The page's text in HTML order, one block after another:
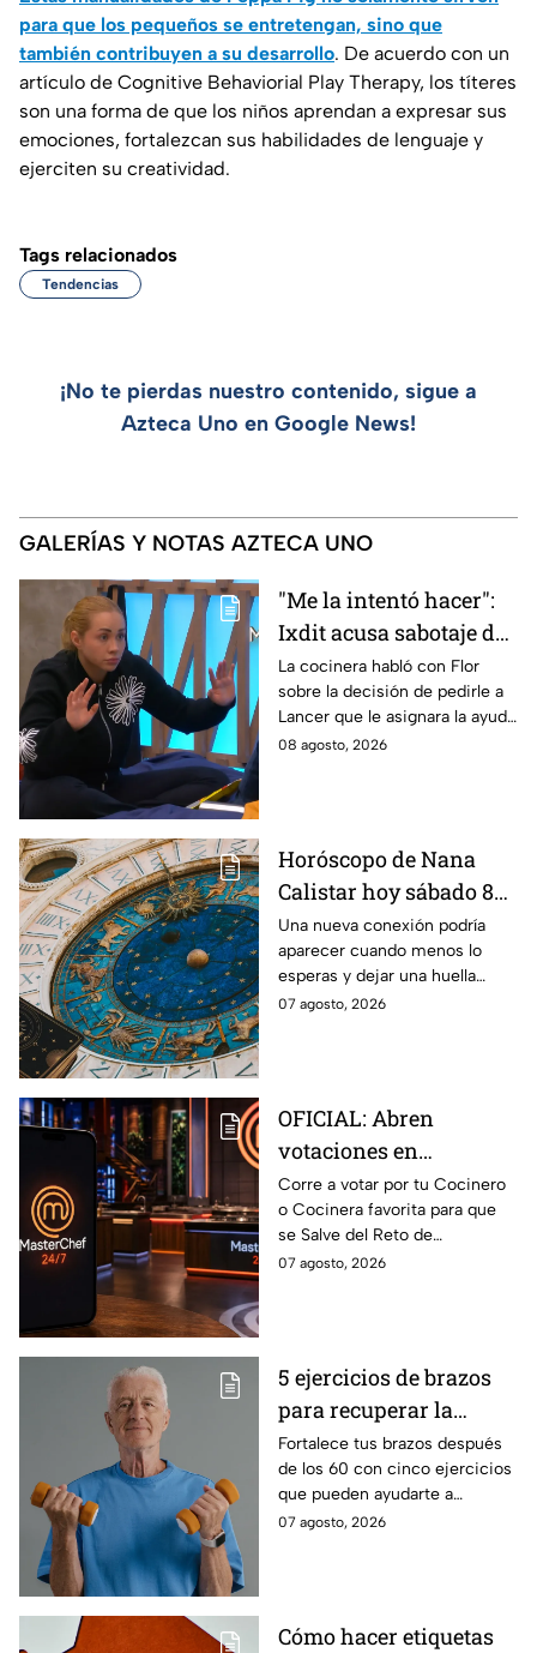
para que los pequeños se entretengan, sino que
también contribuyen a su desarrollo. De acuerdo con un
artículo de Cognitive Behaviorial Play Therapy, los títeres
son una forma de que los niños aprendan a expresar sus
emociones, fortalezcan sus habilidades de lenguaje y
ejerciten su creatividad.
Tags relacionados
Tendencias
¡No te pierdas nuestro contenido, sigue a
Azteca Uno en Google News!
GALERÍAS Y NOTAS AZTECA UNO
"Me la intentó hacer":
Ixdit acusa sabotaje de
Ramahá en la pasada
gala de salvación de
MasterChef 24/7
La cocinera habló con Flor
sobre la decisión de pedirle a
Lancer que le asignara la ayuda
de Ramahá y no la de Daniela
08 agosto, 2026
Horóscopo de Nana
Calistar hoy sábado 8
de agosto del 2026 para
cada signo; una
conexión inesperada
podría transformar tus
Una nueva conexión podría
aparecer cuando menos lo
esperas y dejar una huella
importante.
07 agosto, 2026
OFICIAL: Abren
votaciones en
MasterChef 24/7 para
que salves a un
Cocinero del Reto de
Eliminación de este
Corre a votar por tu Cocinero
o Cocinera favorita para que
se Salve del Reto de
Eliminación de MasterChef
07 agosto, 2026
5 ejercicios de brazos
para recuperar la
fuerza después de los
60
Fortalece tus brazos después
de los 60 con cinco ejercicios
que pueden ayudarte a
recuperar fuerza, movilidad y
07 agosto, 2026
Cómo hacer etiquetas